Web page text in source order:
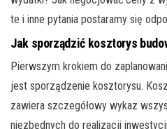
te i inne pytania postaramy się
Jak sporządzić kosztorys
Pierwszym krokiem do
jest sporządzenie kosztorysu.
zawiera szczegółowy wykaz
niezbędnych do realizacji